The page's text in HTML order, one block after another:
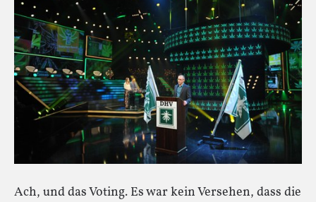
Ach, und das Voting. Es war kein Versehen, dass die